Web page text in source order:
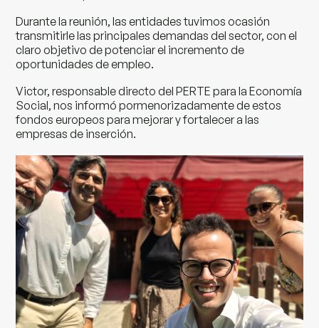
Durante la reunión, las entidades tuvimos ocasión
transmitirle las principales demandas del sector, con el
claro objetivo de potenciar el incremento de
oportunidades de empleo.
Victor, responsable directo del PERTE para la Economía
Social, nos informó pormenorizadamente de estos
fondos europeos para mejorar y fortalecer a las
empresas de inserción.